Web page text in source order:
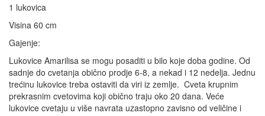
1 lukovica
Visina 60 cm
Gajenje:
Lukovice Amarilisa se mogu posaditi u bilo koje doba godine. Od
sadnje do cvetanja obično prodje 6-8, a nekad i 12 nedelja. Jednu
trećinu lukovice treba ostaviti da viri iz zemlje. Cveta krupnim
prekrasnim cvetovima koji obično traju oko 20 dana. Veće
lukovice cvetaju u više navrata uzastopno zavisno od veličine i